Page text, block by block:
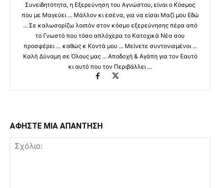
Συνειδητότητα, η Εξερεύνηση του Αγνώστου, είναι ο Κόσμος
που με Μαγεύει ... Μάλλον κι εσένα, για να είσαι Μαζί μου Εδώ
... Σε καλωσορίζω λοιπόν στον κόσμο εξερεύνησης πέρα από
το Γνωστό που τόσο απλόχερα το Κατοχικά Νέα σου
προσφέρει … καθώς κ Κοντά μου ... Μείνετε συντονισμένοι ...
Καλή Δύναμη σε Όλους μας ... Αποδοχή & Αγάπη για τον Εαυτό
κι αυτό που τον Περιβάλλει ...
ΑΦΗΣΤΕ ΜΙΑ ΑΠΑΝΤΗΣΗ